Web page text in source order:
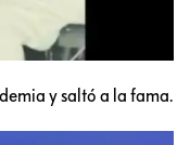
y saltó a la fama.